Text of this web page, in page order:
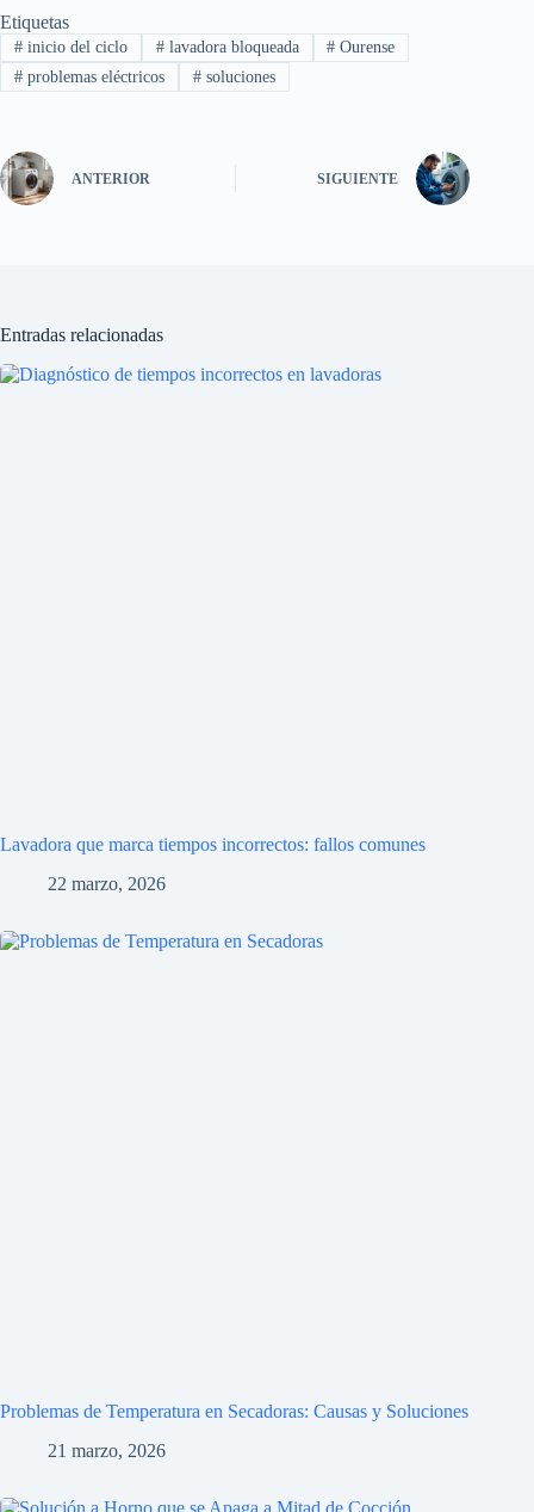
Etiquetas
#inicio del ciclo #lavadora bloqueada # Ourense
#problemas eléctricos #soluciones
ANTERIOR SIGUIENTE
Entradas relacionadas
Lavadora que marca tiempos incorrectos: fallos comunes
22 marzo, 2026
Problemas de Temperatura en Secadoras: Causas y Soluciones
21 marzo, 2026